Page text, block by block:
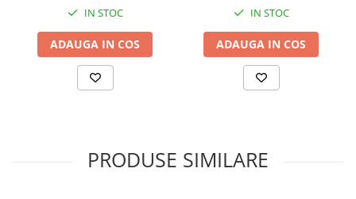
Desfacatorul dispune de 4 marimi diferite, astfel
incat sa puteti folosi diametrul necesar atunci cand
fara prea mult efort!
IN STOC
ADAUGA IN COS
IN STOC
ADAUGA IN COS
PRODUSE SIMILARE